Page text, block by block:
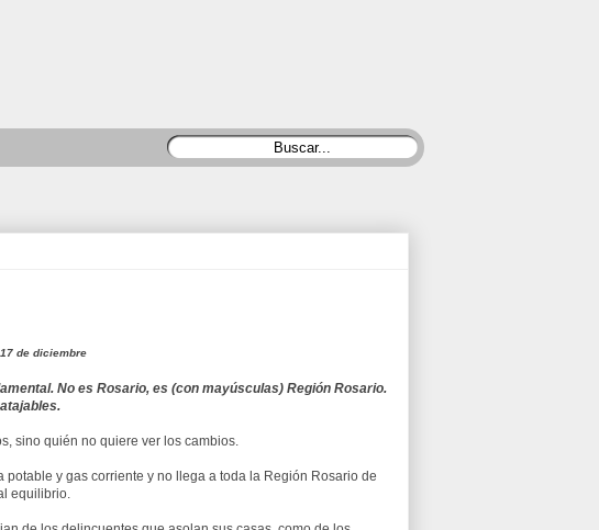
de diciembre
No es Rosario, es (con mayúsculas) Región Rosario.
sino quién no quiere ver los cambios.
y gas corriente y no llega a toda la Región Rosario de
equilibrio.